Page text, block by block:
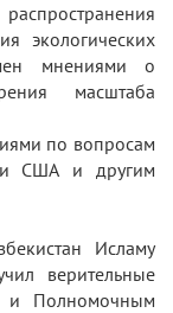
экологических
мнениями о
масштаба
по вопросам
и США и другим
Исламу
верительные
и Полномочным